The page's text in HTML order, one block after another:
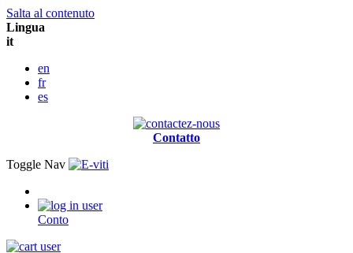
Salta al contenuto
Lingua
it
en
fr
es
Contatto
Toggle Nav
Conto